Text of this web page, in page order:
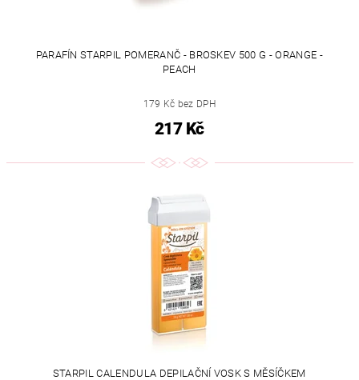
PARAFÍN STARPIL POMERANČ - BROSKEV 500 G - ORANGE -
PEACH
179 Kč bez DPH
217 Kč
STARPIL CALENDULA DEPILAČNÍ VOSK S MĚSÍČKEM